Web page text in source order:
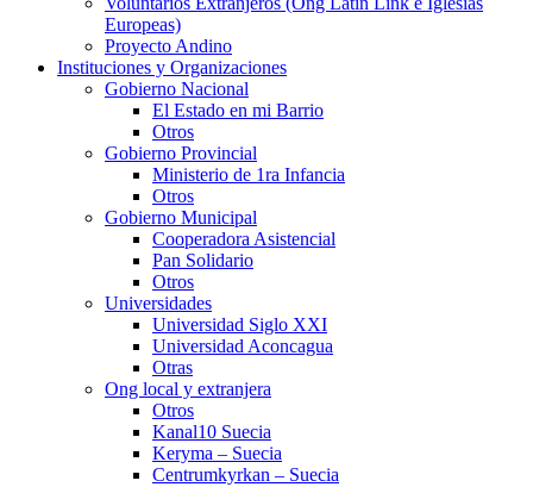
Europeas)
Proyecto Andino
Instituciones y Organizaciones
Gobierno Nacional
El Estado en mi Barrio
Otros
Gobierno Provincial
Ministerio de 1ra Infancia
Otros
Gobierno Municipal
Cooperadora Asistencial
Pan Solidario
Otros
Universidades
Universidad Siglo XXI
Universidad Aconcagua
Otras
Ong local y extranjera
Otros
Kanal10 Suecia
Keryma – Suecia
Centrumkyrkan – Suecia